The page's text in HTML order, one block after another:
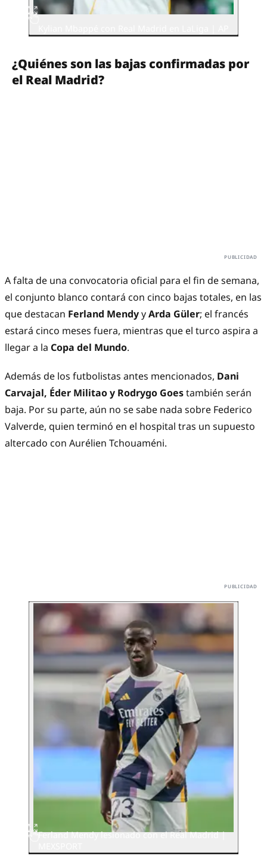
¿Quiénes son las bajas confirmadas por
el Real Madrid?
A falta de una convocatoria oficial para el fin de semana,
el conjunto blanco contará con cinco bajas totales, en las
que destacan Ferland MendyyArda Güler; el francés
estará cinco meses fuera, mientras que el turco aspira a
llegar a la Copa del Mundo.
Además de los futbolistas antes mencionados, Dani
Carvajal, Éder Militao y Rodrygo Goestambién serán
baja. Por su parte, aún no se sabe nada sobre Federico
Valverde, quien terminó en el hospital tras un supuesto
altercado con Aurélien Tchouaméni.
Ferland Mendy lesionado con el Real Madrid |